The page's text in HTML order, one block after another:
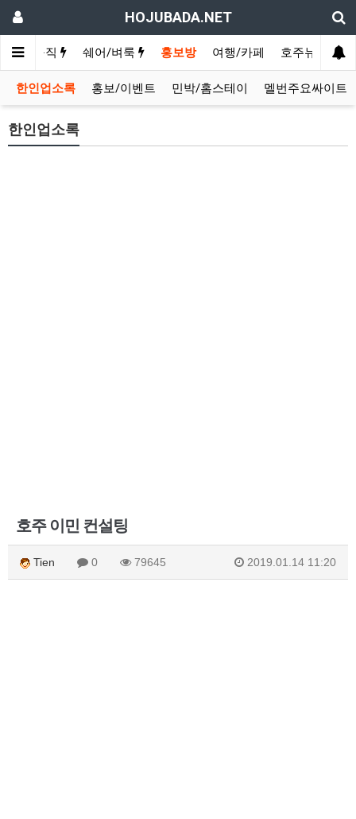
HOJUBADA.NET
구인/구직 쉐어/벼룩 홍보방 여행/카페 호주뉴스
한인업소록 홍보/이벤트 민박/홈스테이 멜번주요싸이트
한인업소록
호주 이민 컨설팅
Tien 0 79645 2019.01.14 11:20